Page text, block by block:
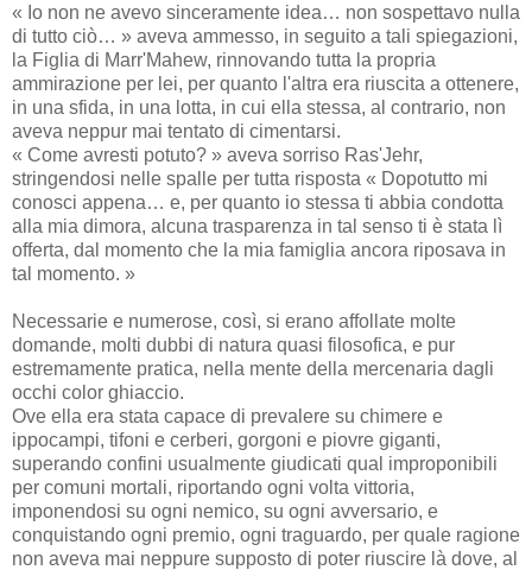
« Io non ne avevo sinceramente idea… non sospettavo nulla
di tutto ciò… » aveva ammesso, in seguito a tali spiegazioni,
la Figlia di Marr'Mahew, rinnovando tutta la propria
ammirazione per lei, per quanto l'altra era riuscita a ottenere,
in una sfida, in una lotta, in cui ella stessa, al contrario, non
aveva neppur mai tentato di cimentarsi.
« Come avresti potuto? » aveva sorriso Ras'Jehr,
stringendosi nelle spalle per tutta risposta « Dopotutto mi
conosci appena… e, per quanto io stessa ti abbia condotta
alla mia dimora, alcuna trasparenza in tal senso ti è stata lì
offerta, dal momento che la mia famiglia ancora riposava in
tal momento. »
Necessarie e numerose, così, si erano affollate molte
domande, molti dubbi di natura quasi filosofica, e pur
estremamente pratica, nella mente della mercenaria dagli
occhi color ghiaccio.
Ove ella era stata capace di prevalere su chimere e
ippocampi, tifoni e cerberi, gorgoni e piovre giganti,
superando confini usualmente giudicati qual improponibili
per comuni mortali, riportando ogni volta vittoria,
imponendosi su ogni nemico, su ogni avversario, e
conquistando ogni premio, ogni traguardo, per quale ragione
non aveva mai neppure supposto di poter riuscire là dove, al